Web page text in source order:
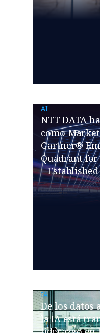
AI
NTT DATA
como
Gartner®
Quadrant for
–
IA
De los datos
la IA está